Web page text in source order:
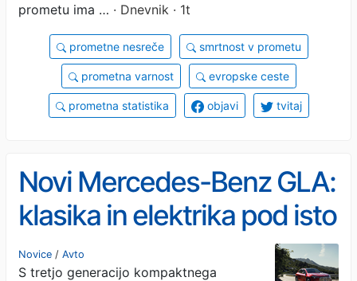
prometu ima … · Dnevnik · 1t
prometne nesreče smrtnost v prometu
prometna varnost evropske ceste
prometna statistika objavi tvitaj
Novi Mercedes-Benz GLA:
klasika in elektrika pod isto
streho
Novice / Avto
S tretjo generacijo kompaktnega